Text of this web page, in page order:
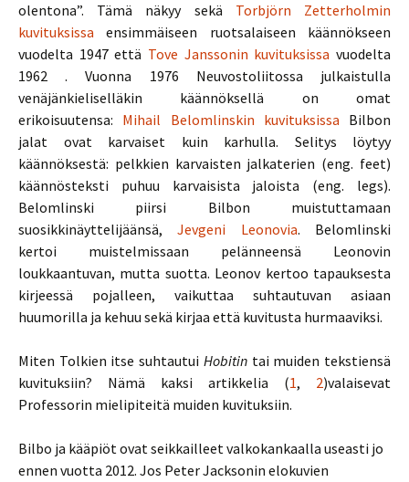
olentona”. Tämä näkyy sekä Torbjörn Zetterholmin
kuvituksissa
ensimmäiseen ruotsalaiseen käännökseen
vuodelta 1947 että Tove Janssonin kuvituksissa vuodelta
1962 . Vuonna 1976 Neuvostoliitossa julkaistulla
venäjänkieliselläkin käännöksellä on omat
erikoisuutensa: Mihail Belomlinskin kuvituksissa Bilbon
jalat ovat karvaiset kuin karhulla. Selitys löytyy
käännöksestä: pelkkien karvaisten jalkaterien (eng. feet)
käännösteksti puhuu karvaisista jaloista (eng. legs).
Belomlinski piirsi Bilbon muistuttamaan
suosikkinäyttelijäänsä,Jevgeni Leonovia. Belomlinski
kertoi muistelmissaan pelänneensä Leonovin
loukkaantuvan, mutta suotta. Leonov kertoo tapauksesta
kirjeessä pojalleen, vaikuttaa suhtautuvan asiaan
huumorilla ja kehuu sekä kirjaa että kuvitusta hurmaaviksi.
Miten Tolkien itse suhtautui Hobitintai muiden tekstiensä
kuvituksiin? Nämä kaksi artikkelia (1, 2)valaisevat
Professorin mielipiteitä muiden kuvituksiin.
Bilbo ja kääpiöt ovat seikkailleet valkokankaalla useasti jo
ennen vuotta 2012. Jos Peter Jacksonin elokuvien